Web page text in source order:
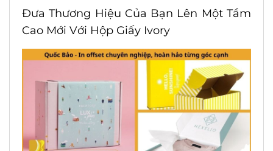
Đưa Thương Hiệu Của Bạn Lên Một Tầm
Cao Mới Với Hộp Giấy Ivory